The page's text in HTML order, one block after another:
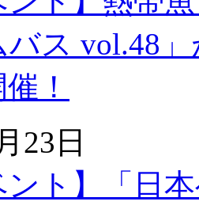
バス vol.48
！
23日
ント】「日